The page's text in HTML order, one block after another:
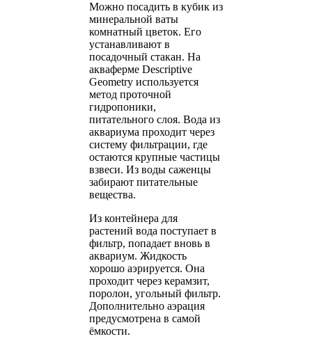
Можно посадить в кубик из
минеральной ваты
комнатный цветок. Его
устанавливают в
посадочный стакан. На
акваферме Descriptive
Geometry используется
метод проточной
гидропоники,
питательного слоя. Вода из
аквариума проходит через
систему фильтрации, где
остаются крупные частицы
взвеси. Из воды саженцы
забирают питательные
вещества.
Из контейнера для
растений вода поступает в
фильтр, попадает вновь в
аквариум. Жидкость
хорошо аэрируется. Она
проходит через керамзит,
поролон, угольный фильтр.
Дополнительно аэрация
предусмотрена в самой
ёмкости.